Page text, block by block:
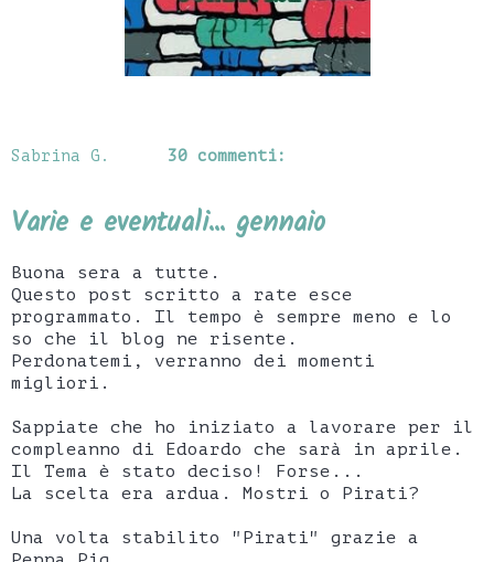
Sabrina G. 30 commenti:
Varie e eventuali... gennaio
Buona sera a tutte.
Questo post scritto a rate esce
programmato. Il tempo è sempre meno e lo
so che il blog ne risente.
Perdonatemi, verranno dei momenti
migliori.
Sappiate che ho iniziato a lavorare per il
compleanno di Edoardo che sarà in aprile.
Il Tema è stato deciso! Forse...
La scelta era ardua. Mostri o Pirati?
Una volta stabilito "Pirati" grazie a